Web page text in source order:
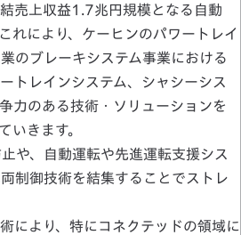
売上収益1.7兆円規模となる自動
れにより、ケーヒンのパワートレイ
のブレーキシステム事業における
トレインシステム、シャシーシス
力のある技術・ソリューションを
いきます。
や、自動運転や先進運転支援シス
制御技術を結集することでストレ
により、特にコネクテッドの領域に